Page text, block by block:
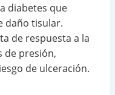
diabetes que
daño tisular.
de respuesta a la
de presión,
de ulceración.